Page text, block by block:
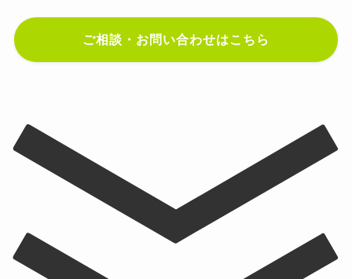
ご相談・お問い合わせはこちら